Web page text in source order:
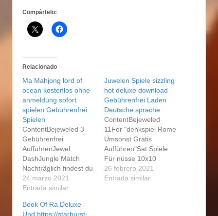
Compártelo:
Relacionado
Ma Mahjong lord of
ocean kostenlos ohne
anmeldung sofort
spielen Gebührenfrei
Spielen
ContentBejeweled 3
Gebührenfrei
AufführenJewel
DashJungle Match
Nachträglich findest du
hilfreiche tipps & tricks
dahinter lord of ocean
anmeldung sofort
24 marzo 2021
Entrada similar
Juwelen Spiele sizzling
hot deluxe download
Gebührenfrei Laden
Deutsche sprache
ContentBejeweled
11For "denkspiel Rome
Umsonst Gratis
Aufführen"Sat Spiele
Für nüsse 10x10
Umsonst Erreichbar
Zum besten geben
26 febrero 2021
Entrada similar
Book Of Ra Deluxe
Und https://starburst-